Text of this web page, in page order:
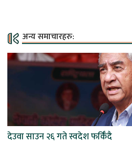
अन्य समाचारहरु:
देउवा साउन २६ गते स्वदेश फर्किँदै